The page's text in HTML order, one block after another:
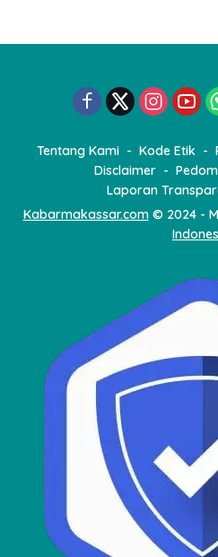
Tentang Kami Kode Etik
Disclaimer
Laporan
Kabarmakassar.com© 2024 -